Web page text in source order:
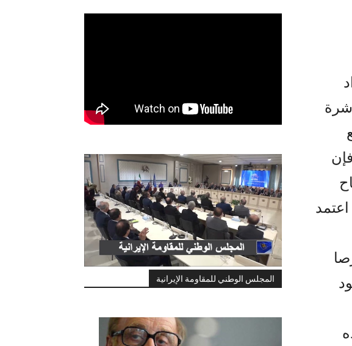
المجلس الوطني للمقاومة الإيرانية